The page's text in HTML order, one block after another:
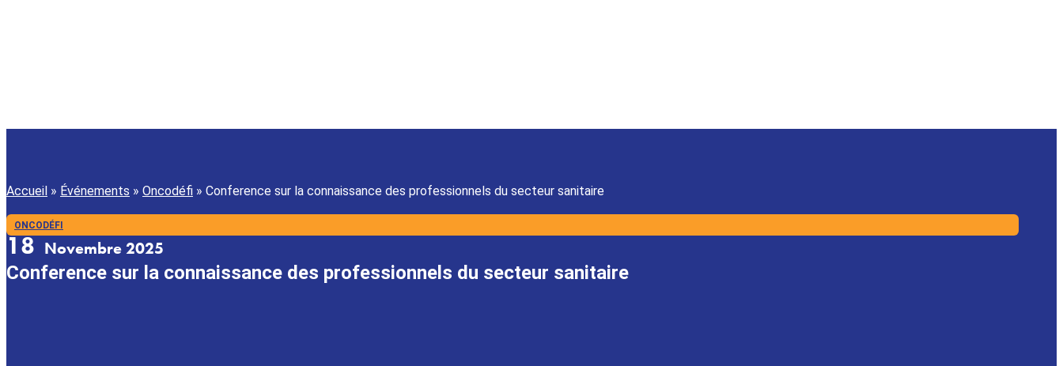
Accueil » Événements » Oncodéfi » Conference sur la connaissance des professionnels du secteur sanitaire
ONCODÉFI
18 Novembre 2025
Conference sur la connaissance des professionnels du secteur sanitaire